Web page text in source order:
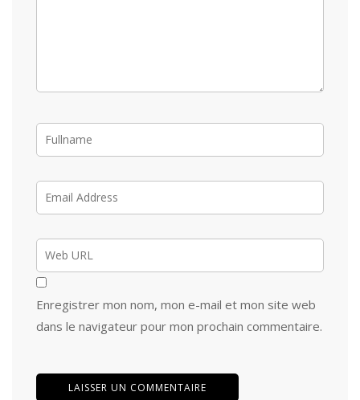
Enregistrer mon nom, mon e-mail et mon site web
dans le navigateur pour mon prochain commentaire.